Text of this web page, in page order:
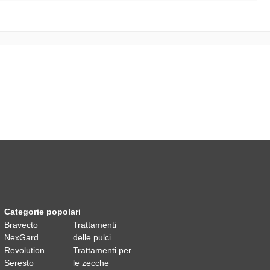
Categorie popolari
Bravecto
NexGard
Revolution
Seresto
Trattamenti
delle pulci
Trattamenti per
le zecche